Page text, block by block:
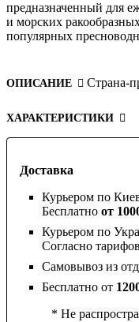
Доставка
Курьером по
Бесплатно от
Курьером по
Согласно
Самовывоз из
Бесплатно от
* Не
предназначенный для
и морских
популярных
ОПИСАНИЕ Страна-
ХАРАКТЕРИСТИКИ